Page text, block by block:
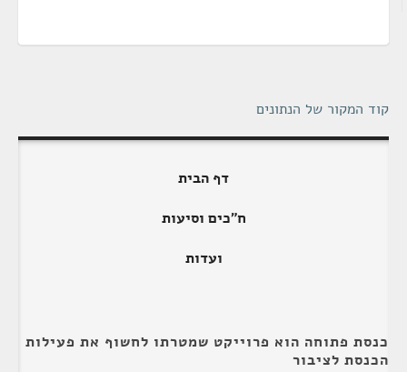
קוד המקור של הנתונים
דף הבית
ח"כים וסיעות
ועדות
כנסת פתוחה הוא פרוייקט שמטרתו לחשוף את פעילות
הכנסת לציבור